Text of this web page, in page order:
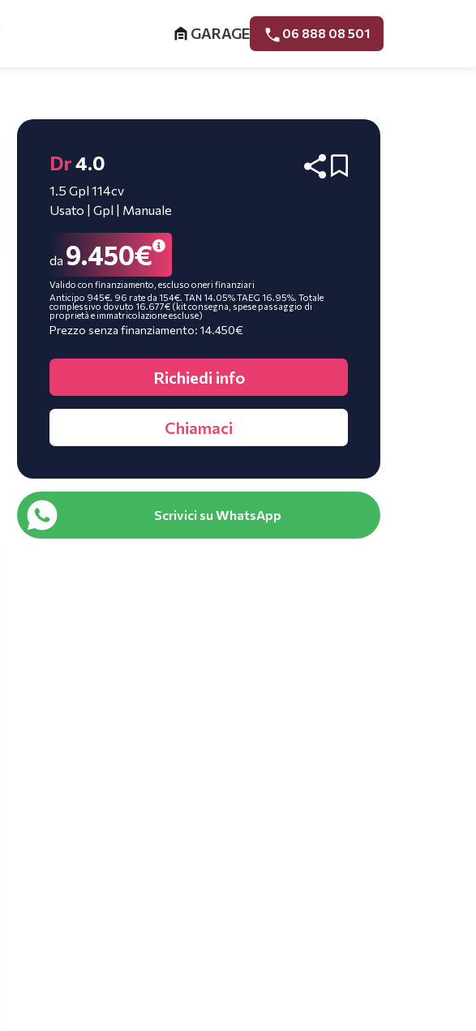
GARAGE 06 888 08 501
Dr4.0
1.5 Gpl 114cv
Usato | Gpl | Manuale
da 9.450€
Valido con finanziamento, escluso oneri finanziari
Anticipo 945€. 96 rate da 154€. TAN 14.05% TAEG 16.95%. Totale
complessivo dovuto 16.677€ (kit consegna, spese passaggio di
proprietà e immatricolazione escluse)
Prezzo senza finanziamento: 14.450€
Richiedi info
Chiamaci
Scrivici su WhatsApp